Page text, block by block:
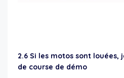
2.6 Si les motos sont louées,
de course de démo